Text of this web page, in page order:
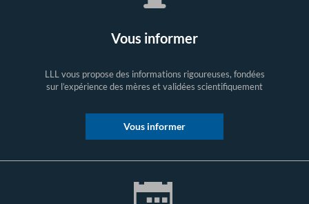
Vous informer
LLL vous propose des informations rigoureuses, fondées
sur l’expérience des mères et validées scientifiquement
Vous informer